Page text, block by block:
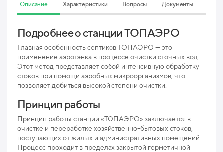
Описание Характеристики Вопросы Документы
Подробнее о станции ТОПАЭРО
Главная особенность септиков ТОПАЭРО — это
применение аэротэнка в процессе очистки сточных вод.
Этот метод представляет собой интенсивную обработку
стоков при помощи аэробных микроорганизмов, что
позволяет добиться высокой степени очистки.
Принцип работы
Принцип работы станции «ТОПАЭРО» заключается в
очистке и переработке хозяйственно-бытовых стоков,
поступающих от жилых и административных помещений.
Процесс проходит в пределах закрытой герметичной